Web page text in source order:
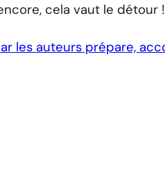
cela vaut le détour
les auteurs prépare,